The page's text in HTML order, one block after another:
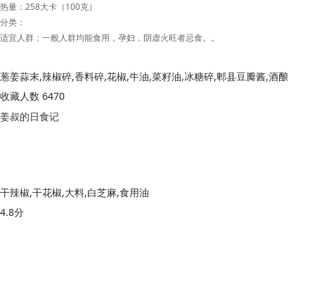
热量：258大卡（100克）
分类：
适宜人群：一般人群均能食用，孕妇，阴虚火旺者忌食。。
葱姜蒜末,辣椒碎,香料碎,花椒,牛油,菜籽油,冰糖碎,郫县豆瓣酱,酒酿
收藏人数 6470
姜叔的日食记
干辣椒,干花椒,大料,白芝麻,食用油
4.8分